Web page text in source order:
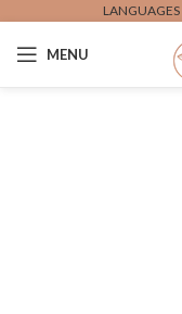
LANGUAGES
MENU